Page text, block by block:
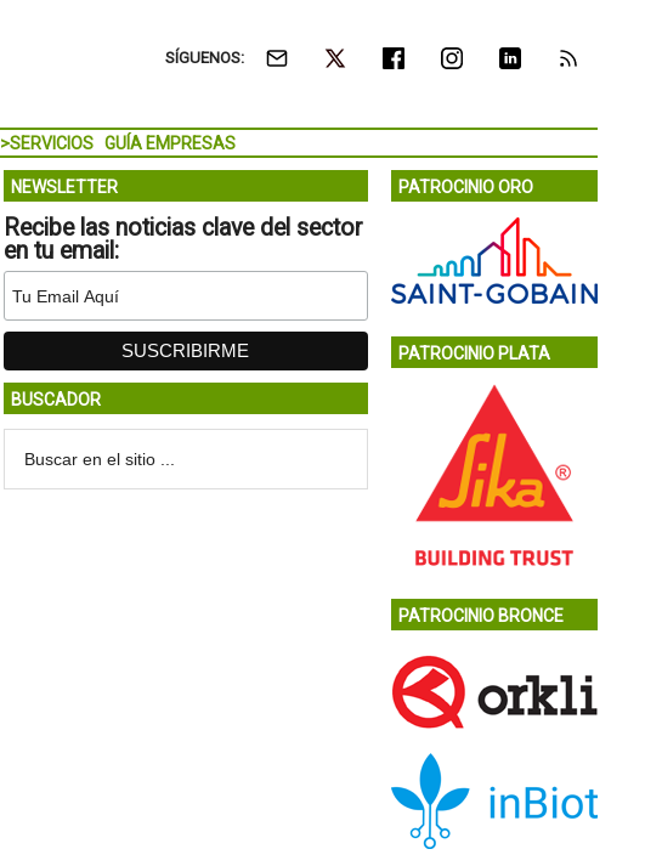
SÍGUENOS:
>SERVICIOS GUÍA EMPRESAS
NEWSLETTER
Recibe las noticias clave del sector
en tu email:
BUSCADOR
PATROCINIO ORO
PATROCINIO PLATA
PATROCINIO BRONCE